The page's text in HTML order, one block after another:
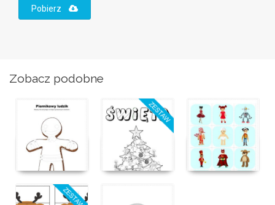
Pobierz
Zobacz podobne